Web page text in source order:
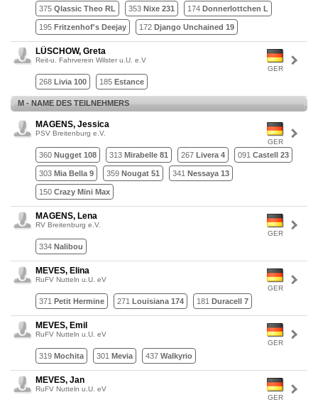
375 Qlassic Theo RL 353 Nixe 231 174 Donnerlottchen L
195 Fritzenhof's Deejay 172 Django Unchained 19
GER
LÜSCHOW, Greta
Reit-u. Fahrverein Wilster u.U. e.V
268 Livia 100 185 Estance
M - NAME DES TEILNEHMERS
GER
MAGENS, Jessica
PSV Breitenburg e.V.
360 Nugget 108 313 Mirabelle 81 267 Livera 4 091 Castell 23
303 Mia Bella 9 359 Nougat 51 341 Nessaya 13
150 Crazy Mini Max
GER
MAGENS, Lena
RV Breitenburg e.V.
334 Nalibou
GER
MEVES, Elina
RuFV Nutteln u.U. eV
371 Petit Hermine 271 Louisiana 174 181 Duracell 7
GER
MEVES, Emil
RuFV Nutteln u.U. eV
319 Mochita 301 Mevia 437 Walkyrio
GER
MEVES, Jan
RuFV Nutteln u.U. eV